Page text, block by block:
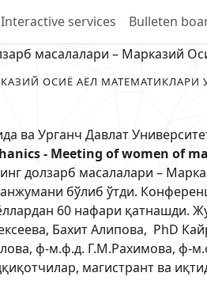
Interactive services Bulleten
масалалари – Марказий
ОСИЁ АЁЛ МАТЕМАТИКЛАРИ
ва Урганч Давлат
- Meeting of women of
долзарб масалалари –
бўлиб ўтди.
60 нафари қатнашди.
Бахит Алипова, PhD
ф-м.ф.д. Г.М.Рахимова, ф-
магистрант ва